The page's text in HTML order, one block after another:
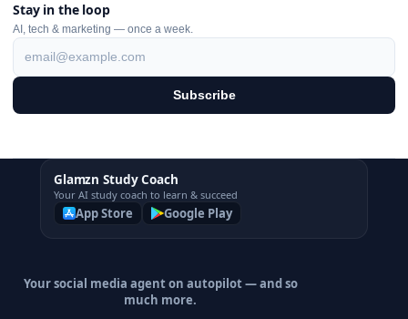
Stay in the loop
AI, tech & marketing — once a week.
Subscribe
Glamzn Study Coach
Your AI study coach to learn & succeed
App Store Google Play
Your social media agent on autopilot — and so
much more.